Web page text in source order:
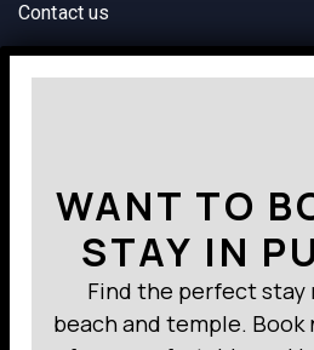
Contact us
Way to Destination
WANT TO
STAY IN
Find the perfect stay
beach and temple. Book